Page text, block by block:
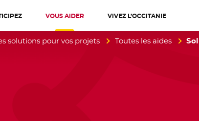
VOUS AIDER VIVEZ L’OCCITANIE
solutions pour vos projets Toutes les aides